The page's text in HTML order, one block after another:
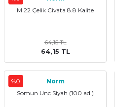
M 22 Çelik Civata 8.8 Kalite
64,15 TL
64,15 TL
%0
Norm
Somun Unc Siyah (100 ad.)